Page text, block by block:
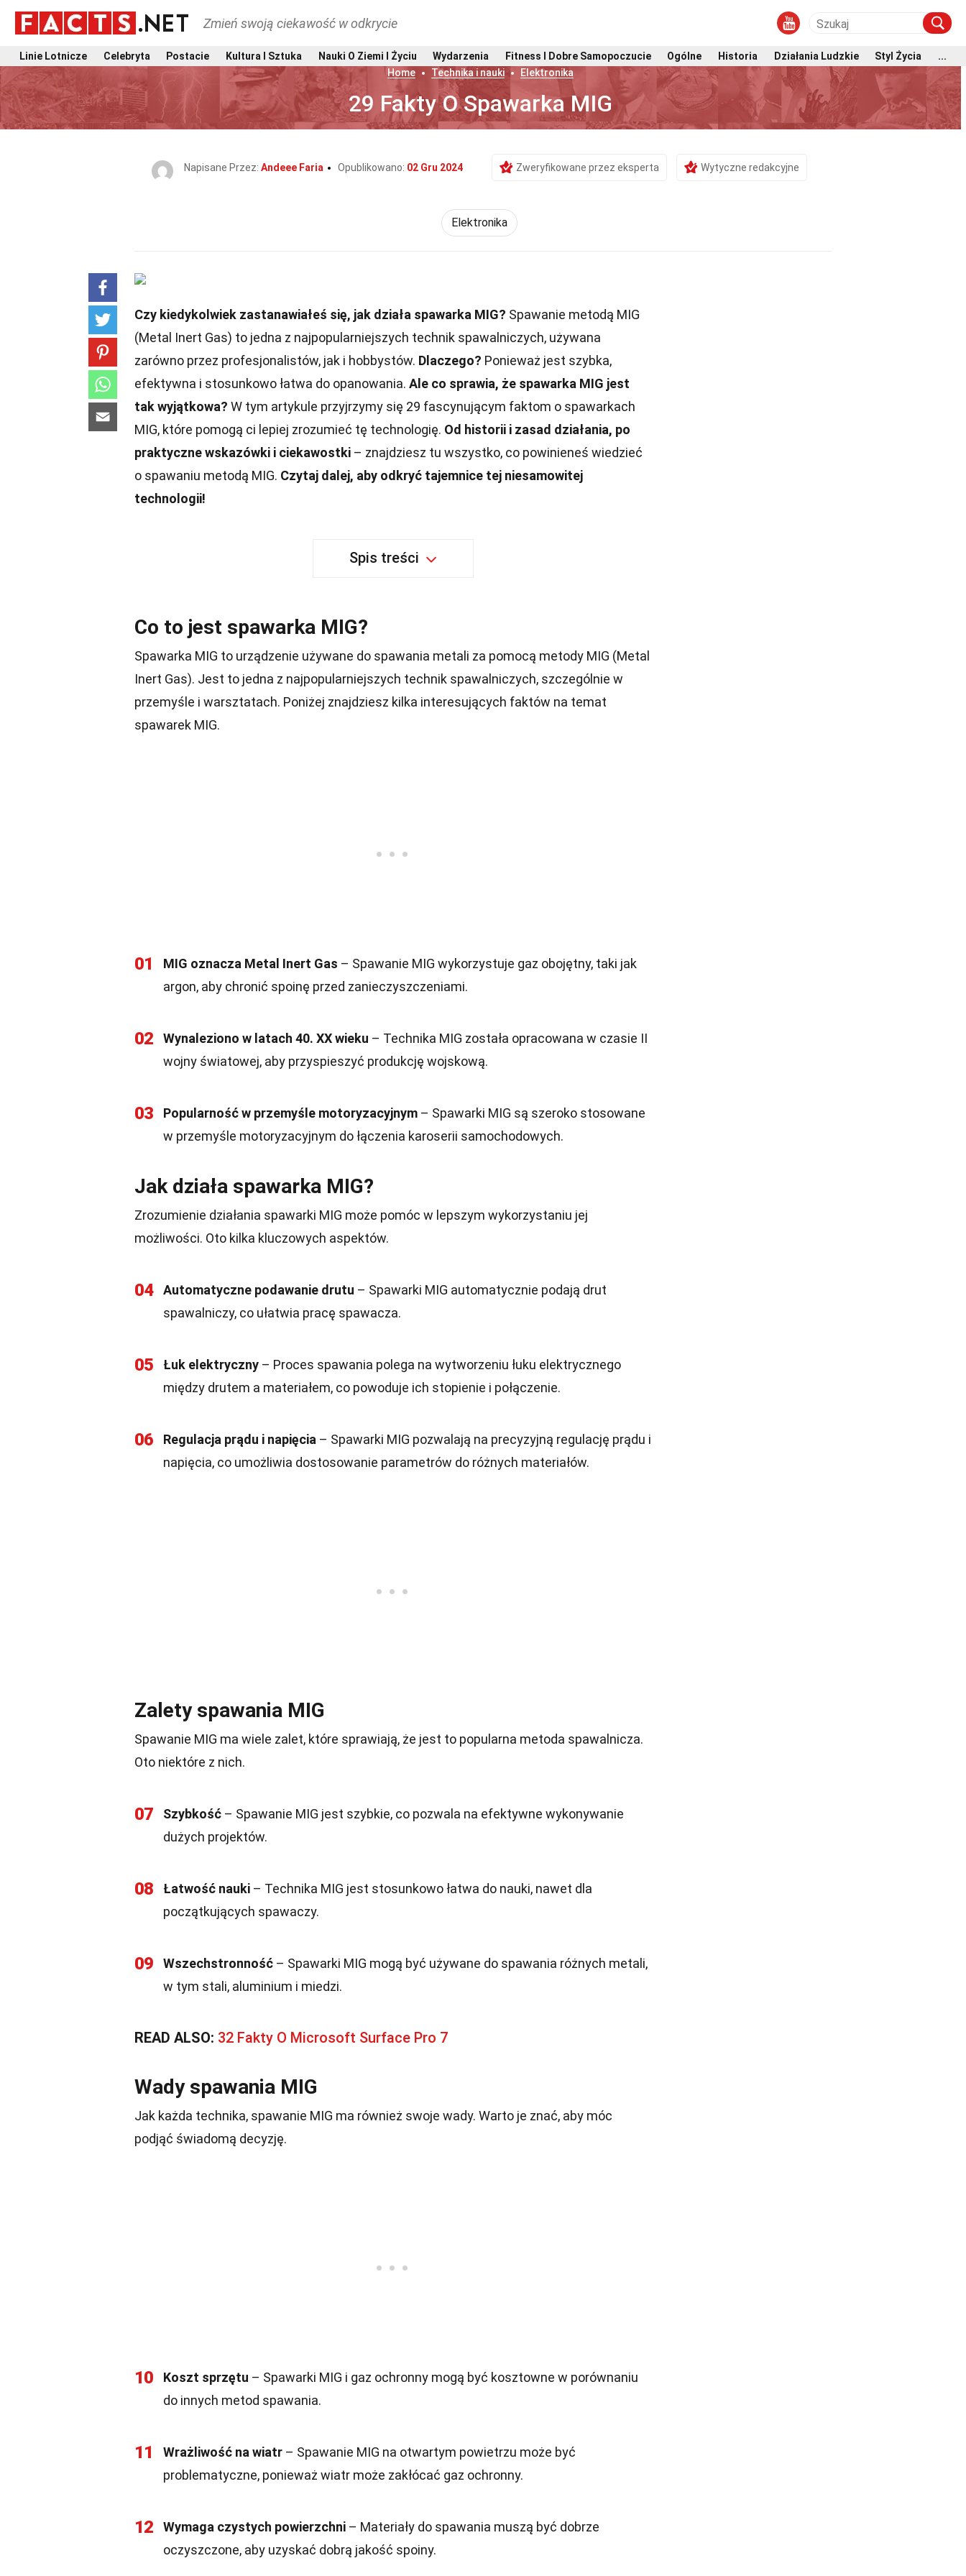
Zmień swoją ciekawość w odkrycie
Linie Lotnicze Celebryta Postacie Kultura I Sztuka Nauki O Ziemi I Życiu Wydarzenia Fitness I Dobre Samopoczucie Ogólne Historia Działania Ludzkie Styl Życia
...
Home
Technika i nauki Elektronika
29 Fakty O Spawarka MIG
Napisane Przez: Andeee Faria Opublikowano: 02 Gru 2024 Zweryfikowane przez eksperta Wytyczne redakcyjne
Elektronika
Czy kiedykolwiek zastanawiałeś się, jak działa spawarka MIG? Spawanie metodą MIG
(Metal Inert Gas) to jedna z najpopularniejszych technik spawalniczych, używana
zarówno przez profesjonalistów, jak i hobbystów. Dlaczego? Ponieważ jest szybka,
efektywna i stosunkowo łatwa do opanowania. Ale co sprawia, że spawarka MIG jest
tak wyjątkowa? W tym artykule przyjrzymy się 29 fascynującym faktom o spawarkach
MIG, które pomogą ci lepiej zrozumieć tę technologię. Od historii i zasad działania, po
praktyczne wskazówki i ciekawostki – znajdziesz tu wszystko, co powinieneś wiedzieć
o spawaniu metodą MIG. Czytaj dalej, aby odkryć tajemnice tej niesamowitej
technologii!
Spis treści
Co to jest spawarka MIG?
Spawarka MIG to urządzenie używane do spawania metali za pomocą metody MIG (Metal
Inert Gas). Jest to jedna z najpopularniejszych technik spawalniczych, szczególnie w
przemyśle i warsztatach. Poniżej znajdziesz kilka interesujących faktów na temat
spawarek MIG.
01 MIG oznacza Metal Inert Gas – Spawanie MIG wykorzystuje gaz obojętny, taki jak
argon, aby chronić spoinę przed zanieczyszczeniami.
02 Wynaleziono w latach 40. XX wieku – Technika MIG została opracowana w czasie II
wojny światowej, aby przyspieszyć produkcję wojskową.
03 Popularność w przemyśle motoryzacyjnym – Spawarki MIG są szeroko stosowane
w przemyśle motoryzacyjnym do łączenia karoserii samochodowych.
Jak działa spawarka MIG?
Zrozumienie działania spawarki MIG może pomóc w lepszym wykorzystaniu jej
możliwości. Oto kilka kluczowych aspektów.
04 Automatyczne podawanie drutu – Spawarki MIG automatycznie podają drut
spawalniczy, co ułatwia pracę spawacza.
05 Łuk elektryczny – Proces spawania polega na wytworzeniu łuku elektrycznego
między drutem a materiałem, co powoduje ich stopienie i połączenie.
06 Regulacja prądu i napięcia – Spawarki MIG pozwalają na precyzyjną regulację prądu i
napięcia, co umożliwia dostosowanie parametrów do różnych materiałów.
Zalety spawania MIG
Spawanie MIG ma wiele zalet, które sprawiają, że jest to popularna metoda spawalnicza.
Oto niektóre z nich.
07 Szybkość – Spawanie MIG jest szybkie, co pozwala na efektywne wykonywanie
dużych projektów.
08 Łatwość nauki – Technika MIG jest stosunkowo łatwa do nauki, nawet dla
początkujących spawaczy.
09 Wszechstronność – Spawarki MIG mogą być używane do spawania różnych metali,
w tym stali, aluminium i miedzi.
READ ALSO: 32 Fakty O Microsoft Surface Pro 7
Wady spawania MIG
Jak każda technika, spawanie MIG ma również swoje wady. Warto je znać, aby móc
podjąć świadomą decyzję.
10 Koszt sprzętu – Spawarki MIG i gaz ochronny mogą być kosztowne w porównaniu
do innych metod spawania.
11 Wrażliwość na wiatr – Spawanie MIG na otwartym powietrzu może być
problematyczne, ponieważ wiatr może zakłócać gaz ochronny.
12 Wymaga czystych powierzchni – Materiały do spawania muszą być dobrze
oczyszczone, aby uzyskać dobrą jakość spoiny.